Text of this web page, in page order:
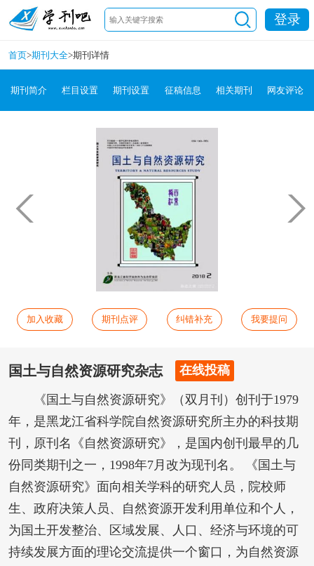
登录
首页>期刊大全>期刊详情
期刊简介 栏目设置 期刊设置 征稿信息 相关期刊 网友评论
加入收藏 期刊点评 纠错补充 我要提问
国土与自然资源研究杂志 在线投稿
《国土与自然资源研究》（双月刊）创刊于1979
年，是黑龙江省科学院自然资源研究所主办的科技期
刊，原刊名《自然资源研究》，是国内创刊最早的几
份同类期刊之一，1998年7月改为现刊名。 《国土与
自然资源研究》面向相关学科的研究人员，院校师
生、政府决策人员、自然资源开发利用单位和个人，
为国土开发整治、区域发展、人口、经济与环境的可
持续发展方面的理论交流提供一个窗口，为自然资源